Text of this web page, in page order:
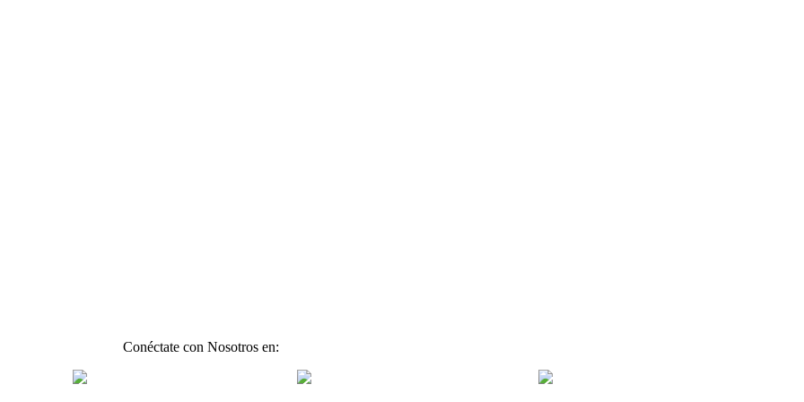
Conéctate con Nosotros en: